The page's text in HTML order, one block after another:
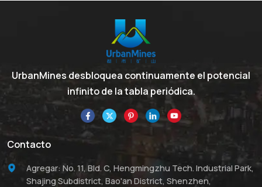
UrbanMines desbloquea continuamente el potencial
infinito de la tabla periódica.
Contacto
Agregar: No. 11, Bld. C, Hengmingzhu Tech. Industrial Park,
Shajing Subdistrict, Bao'an District, Shenzhen,